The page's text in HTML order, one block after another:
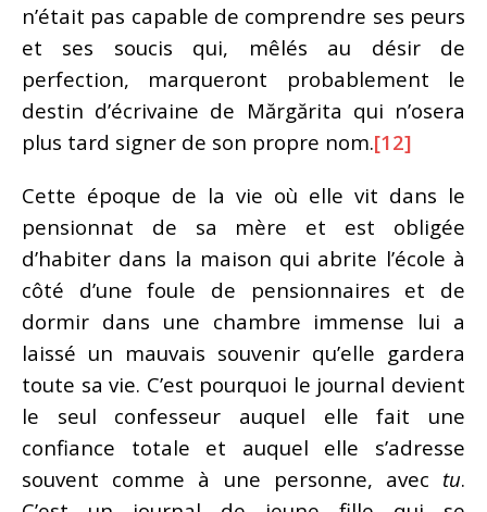
n’était pas capable de comprendre ses peurs
et ses soucis qui, mêlés au désir de
perfection, marqueront probablement le
destin d’écrivaine de Mărgărita qui n’osera
plus tard signer de son propre nom.[12]
Cette époque de la vie où elle vit dans le
pensionnat de sa mère et est obligée
d’habiter dans la maison qui abrite l’école à
côté d’une foule de pensionnaires et de
dormir dans une chambre immense lui a
laissé un mauvais souvenir qu’elle gardera
toute sa vie. C’est pourquoi le journal devient
le seul confesseur auquel elle fait une
confiance totale et auquel elle s’adresse
souvent comme à une personne, avec tu.